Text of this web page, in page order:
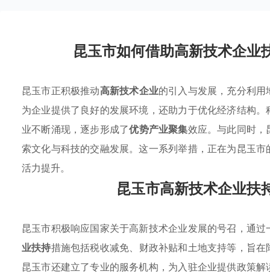
昆玉市如何借助高新技术企业
昆玉市正积极推动高新技术企业的引入与发展，充分利
为企业提供了良好的发展环境，还助力于优化经济结构
业不断涌现，逐步形成了优势产业聚集效应。与此同时
索文化与科技的交融发展。这一系列举措，正在为昆玉
活力提升。
昆玉市高新技术企业扶
昆玉市积极响应国家关于高新技术企业发展的号召，通过
业扶持措施包括税收减免、财政补贴和土地支持等，旨
昆玉市还建立了专业的服务机构，为入驻企业提供政策